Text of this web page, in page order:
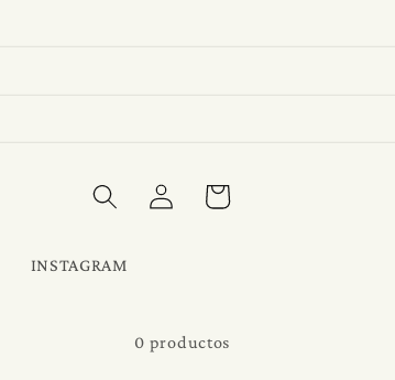
INSTAGRAM
Iniciar
sesión
Carrito
0 productos